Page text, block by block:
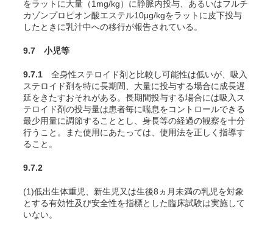
をラットに大量（1mg/kg）に静脈内投与、あるいはフルチ
カゾンプロピオン酸エステル10μg/kgをラットに皮下投与
したときに乳汁中への移行が報告されている。
9.7 小児等
9.7.1 全身性ステロイド剤と比較し可能性は低いが、吸入
ステロイド剤を特に長期間、大量に投与する場合に成長遅
延をきたすおそれがある。長期間投与する場合には吸入ス
テロイド剤の投与量は患者毎に喘息をコントロールできる
最少用量に調節することとし、身長等の経過の観察を十分
行うこと。また使用にあたっては、使用法を正しく指導す
ること。
9.7.2
(1)低出生体重児、新生児又は生後8ヵ月未満の乳児を対象
とする有効性及び安全性を指標とした臨床試験は実施して
いない。